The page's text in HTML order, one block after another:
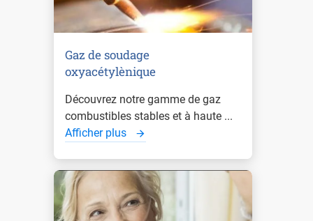
Gaz de soudage
oxyacétylènique
Découvrez notre gamme de gaz
combustibles stables et à haute ...
Afficher plus